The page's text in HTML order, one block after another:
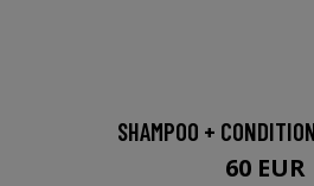
SHAMPOO +
60 EUR